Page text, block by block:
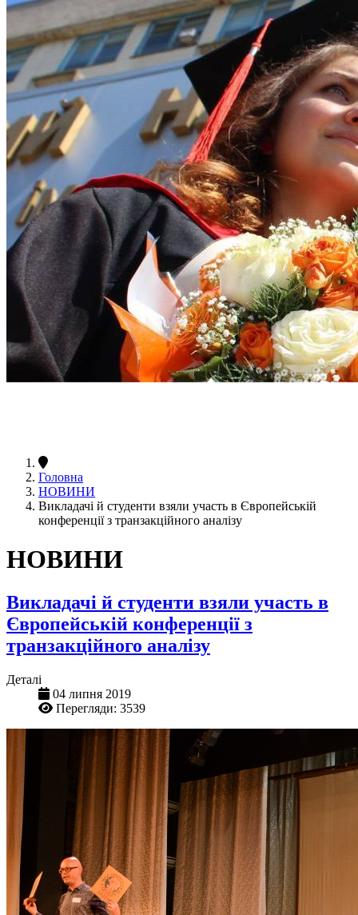
Головна
НОВИНИ
Викладачі й студенти взяли участь в Європейській
конференції з транзакційного аналізу
НОВИНИ
Викладачі й студенти взяли участь в
Європейській конференції з
транзакційного аналізу
Деталі
04 липня 2019
Перегляди: 3539